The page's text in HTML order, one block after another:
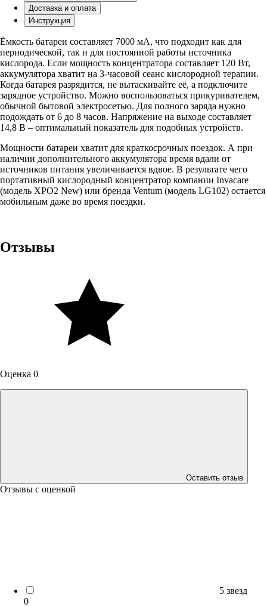
Доставка и оплата
Инструкция
Ёмкость батареи составляет 7000 мА, что подходит как для
периодической, так и для постоянной работы источника
кислорода. Если мощность концентратора составляет 120 Вт,
аккумулятора хватит на 3-часовой сеанс кислородной терапии.
Когда батарея разрядится, не вытаскивайте её, а подключите
зарядное устройство. Можно воспользоваться прикуривателем,
обычной бытовой электросетью. Для полного заряда нужно
подождать от 6 до 8 часов. Напряжение на выходе составляет
14,8 В – оптимальный показатель для подобных устройств.
Мощности батареи хватит для краткосрочных поездок. А при
наличии дополнительного аккумулятора время вдали от
источников питания увеличивается вдвое. В результате чего
портативный кислородный концентратор компании Invacare
(модель XPO2 New) или бренда Ventum (модель LG102) остается
мобильным даже во время поездки.
Отзывы
Оценка 0
Оставить отзыв
Отзывы с оценкой
5 звезд
0